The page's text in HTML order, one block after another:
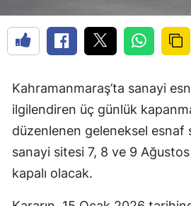
Kahramanmaraş’ta sanayi
ilgilendiren üç günlük
düzenlenen geleneksel esnaf
sanayi sitesi 7, 8 ve 9
kapalı olacak.